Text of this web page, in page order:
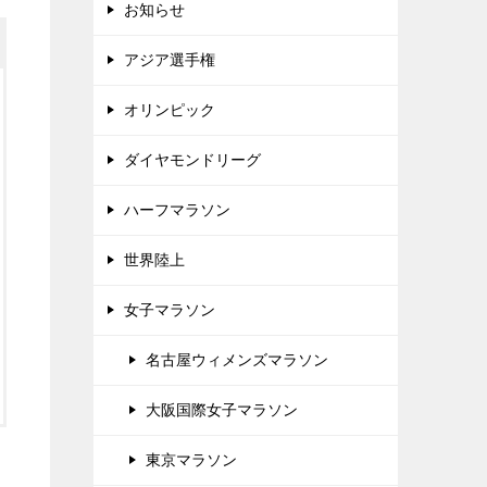
お知らせ
アジア選手権
オリンピック
ダイヤモンドリーグ
ハーフマラソン
世界陸上
女子マラソン
名古屋ウィメンズマラソン
大阪国際女子マラソン
東京マラソン